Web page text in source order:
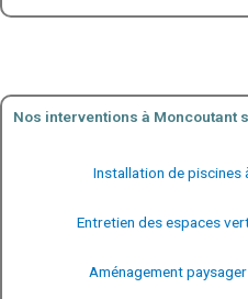
Nos interventions à Moncoutant
Installation de piscines
Entretien des espaces
Aménagement